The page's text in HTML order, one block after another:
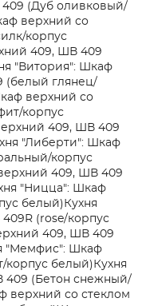
(Дуб оливковый/
верхний со
корпус
409, ШВ 409
"Витория": Шкаф
(белый глянец/
верхний со
корпус
409, ШВ 409
"Либерти": Шкаф
корпус
409, ШВ 409
"Ницца": Шкаф
белый) Кухня
(rose/корпус
409, ШВ 409
"Мемфис": Шкаф
корпус белый) Кухня
409 (Бетон снежный/
верхний со стеклом